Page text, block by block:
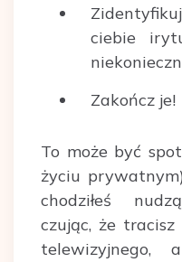
ciebie
Zakończ je!
To może być
życiu
chodziłeś
czując, że tracisz
telewizyjnego,